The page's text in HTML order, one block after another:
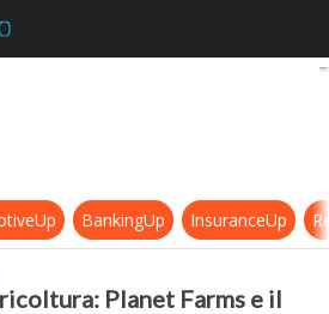
Innovazione in agricoltura: Planet
BankingUp InsuranceUp
Planet Farms e il